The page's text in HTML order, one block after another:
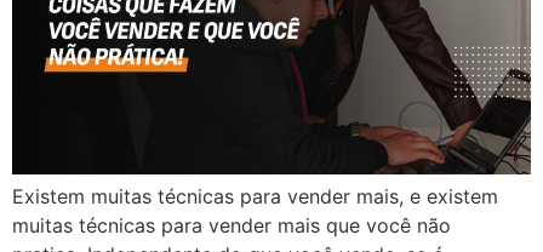
Existem muitas técnicas para vender mais, e existem
muitas técnicas para vender mais que você não